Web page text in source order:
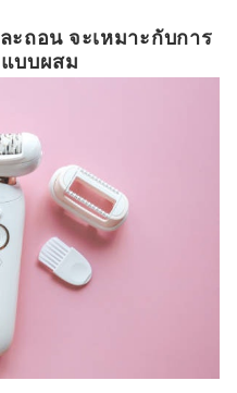
ะถอน จะเหมาะกับการ
บบผสม